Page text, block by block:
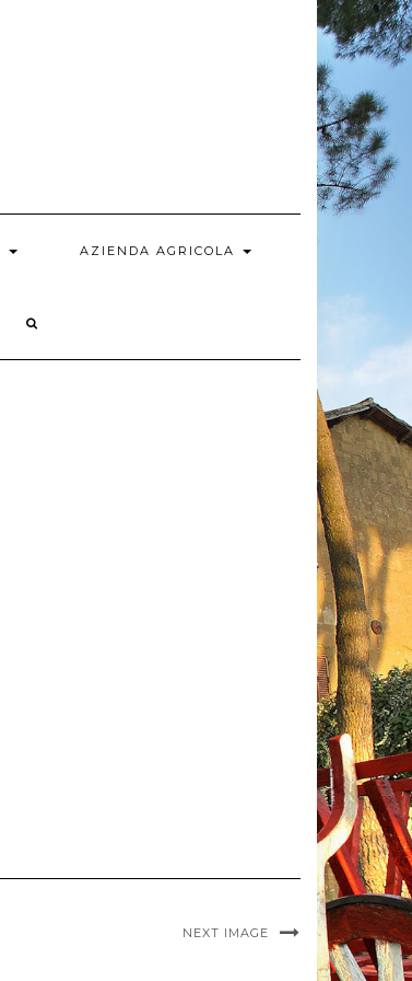
AZIENDA AGRICOLA
NEXT IMAGE